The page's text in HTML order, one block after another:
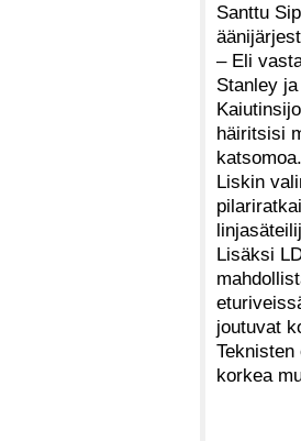
Santtu
– Eli
Stanley
häiritsisi
katsomoa.
Liskin
Lisäksi
joutuvat
korkea